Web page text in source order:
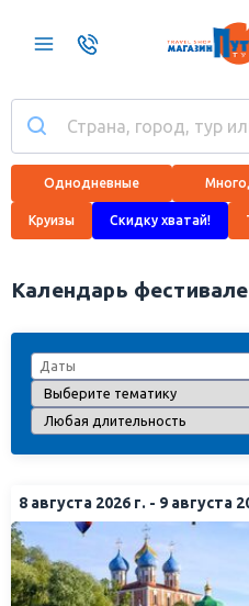
Однодневные
Круизы Скидку хватай!
Календарь
8 августа 2026 г. - 9 августа